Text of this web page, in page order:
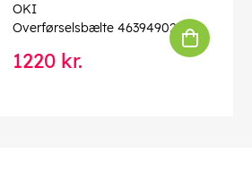
OKI
Overførselsbælte 46394902
1220 kr.